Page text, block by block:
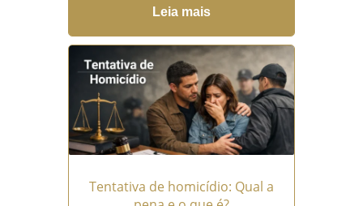
contemporâneo, sendo
frequentemente associada a
esquemas sofisticados...Leia
mais →
Leia mais
Tentativa de homicídio: Qual a